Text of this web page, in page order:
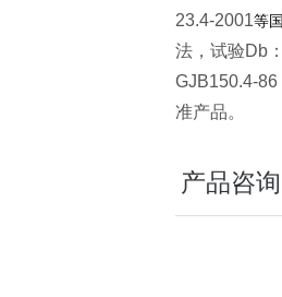
23.4-2001等
法，试验Db
GJB150.4-
准产品。
产品咨询